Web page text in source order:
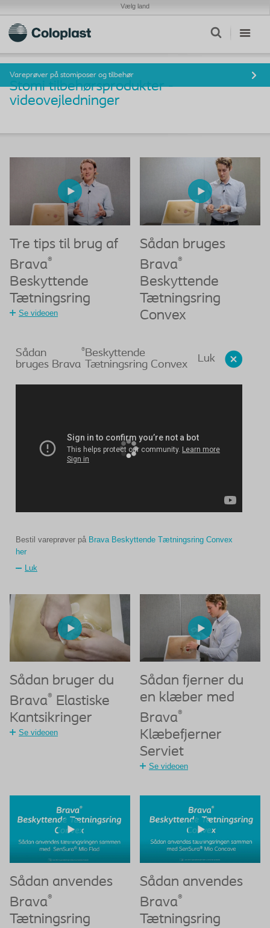
Vælg land
Vareprøver på stomiposer og tilbehør
Stomi tilbehørsprodukter -
videovejledninger
Tre tips til brug af
Brava®
Beskyttende
Tætningsring
Se videoen
Sådan bruges
Brava®
Beskyttende
Tætningsring
Convex
Luk
Sådan
bruges Brava
®Beskyttende
Tætningsring Convex
Bestil vareprøver på Brava Beskyttende Tætningsring Convex
her
Luk
Sådan bruger du
Brava® Elastiske
Kantsikringer
Se videoen
Sådan fjerner du
en klæber med
Brava®
Klæbefjerner
Serviet
Se videoen
Sådan anvendes
Brava®
Tætningsring
Sådan anvendes
Brava®
Tætningsring